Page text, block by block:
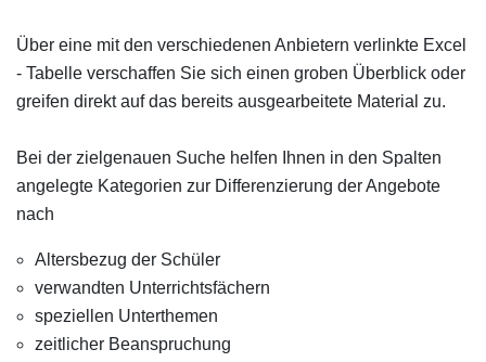
Über eine mit den verschiedenen Anbietern verlinkte Excel
- Tabelle verschaffen Sie sich einen groben Überblick oder
greifen direkt auf das bereits ausgearbeitete Material zu.
Bei der zielgenauen Suche helfen Ihnen in den Spalten
angelegte Kategorien zur Differenzierung der Angebote
nach
Altersbezug der Schüler
verwandten Unterrichtsfächern
speziellen Unterthemen
zeitlicher Beanspruchung